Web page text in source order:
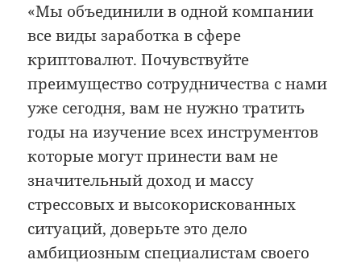
«Мы объединили в одной компании
все виды заработка в сфере
криптовалют. Почувствуйте
преимущество сотрудничества с нами
уже сегодня, вам не нужно тратить
годы на изучение всех инструментов
которые могут принести вам не
значительный доход и массу
стрессовых и высокорискованных
ситуаций, доверьте это дело
амбициозным специалистам своего